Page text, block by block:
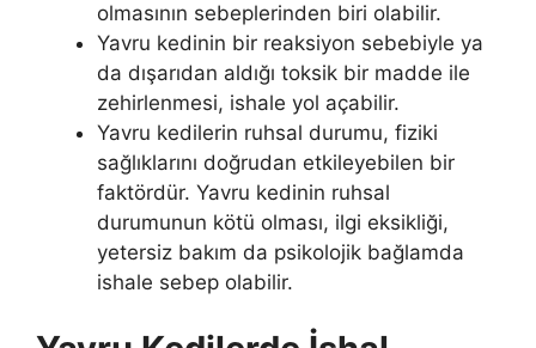
olmasının sebeplerinden biri olabilir.
Yavru kedinin bir reaksiyon sebebiyle ya
da dışarıdan aldığı toksik bir madde ile
zehirlenmesi, ishale yol açabilir.
Yavru kedilerin ruhsal durumu, fiziki
sağlıklarını doğrudan etkileyebilen bir
faktördür. Yavru kedinin ruhsal
durumunun kötü olması, ilgi eksikliği,
yetersiz bakım da psikolojik bağlamda
ishale sebep olabilir.